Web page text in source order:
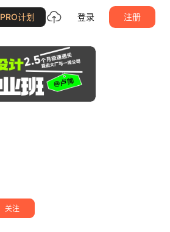
PRO计划 登录 注册
关注
奔奔_yes 关注